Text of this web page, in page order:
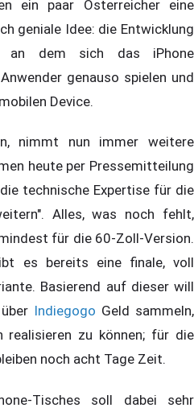
ein paar Österreicher eine
geniale Idee: die Entwicklung
an dem sich das iPhone
genauso spielen und
Device.
nimmt nun immer weitere
heute per Pressemitteilung
technische Expertise für die
Alles, was noch fehlt,
für die 60-Zoll-Version.
es bereits eine finale, voll
Basierend auf dieser will
Indiegogo Geld sammeln,
zu können; für die
noch acht Tage Zeit.
Tisches soll dabei sehr